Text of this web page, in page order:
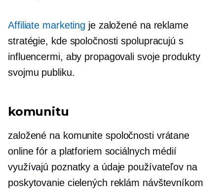
Affiliate marketing je založené na reklame
stratégie, kde spoločnosti spolupracujú s
influencermi, aby propagovali svoje produkty
svojmu publiku.
komunitu
založené na komunite spoločnosti vrátane
online fór a platforiem sociálnych médií
využívajú poznatky a údaje používateľov na
poskytovanie cielených reklám návštevníkom